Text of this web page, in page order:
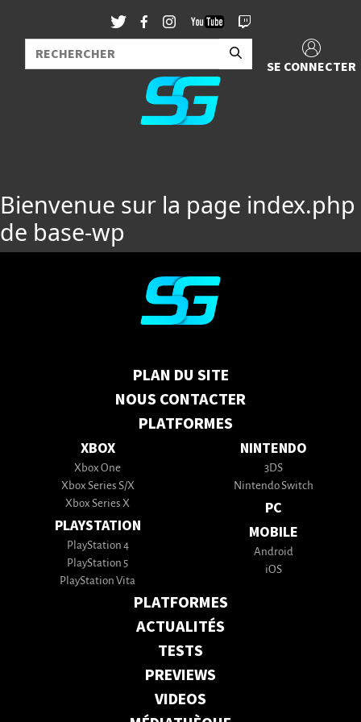
SE CONNECTER
Bienvenue sur la page index.php
de base-wp
PLAN DU SITE
NOUS CONTACTER
PLATFORMES
XBOX
Xbox One
Xbox Series S/X
Xbox Series X
PLAYSTATION
PlayStation 4
PlayStation 5
PlayStation Vita
NINTENDO
3DS
Nintendo Switch
PC
MOBILE
Android
iOS
PLATFORMES
ACTUALITÉS
TESTS
PREVIEWS
VIDEOS